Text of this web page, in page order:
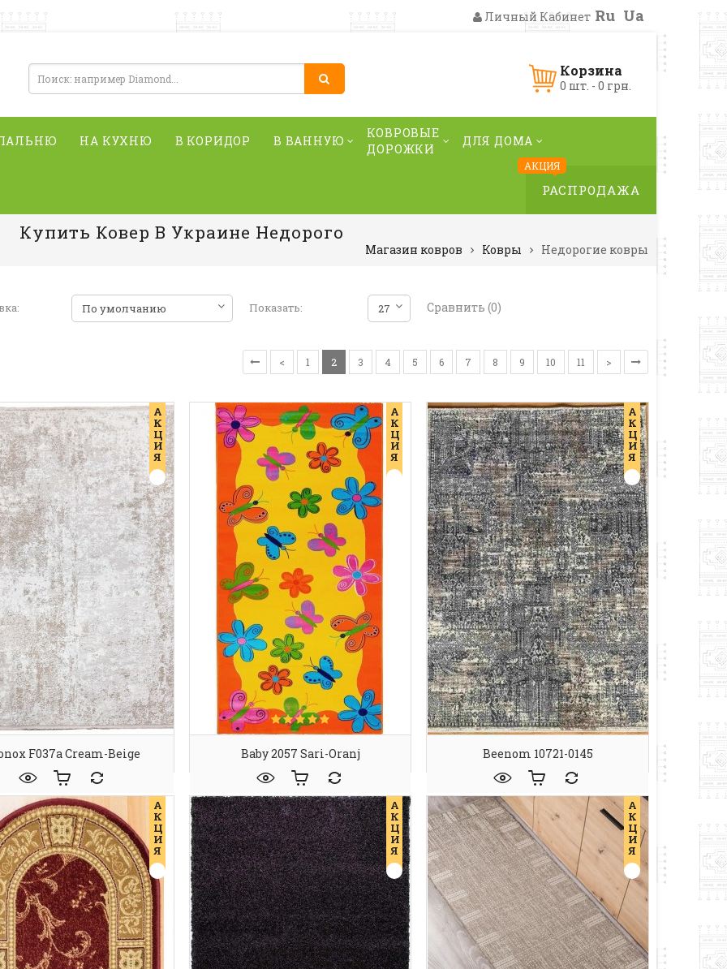
Личный Кабинет Ru Ua
Корзина
0 шт. - 0 грн.
НА КУХНЮ В КОРИДОР В ВАННУЮ
КОВРОВЫЕ
ДОРОЖКИ
ДЛЯ ДОМА
АКЦИЯ
РАСПРОДАЖА
Купить Ковер В Украине Недорого
Магазин ковров Ковры Недорогие ковры
Показать: Сравнить (0)
< 1 2 3 4 5 6 7 8 9 10 11 >
А
К
Ц
И
Я
F037a Cream-Beige
А
К
Ц
И
Я
Baby 2057 Sari-Oranj
А
К
Ц
И
Я
Beenom 10721-0145
А
К
Ц
И
Я
А
К
Ц
И
Я
А
К
Ц
И
Я